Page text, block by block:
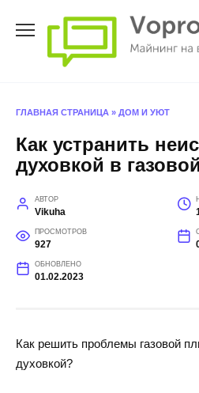
ГЛАВНАЯ СТРАНИЦА » ДОМ И УЮТ
Как устранить
духовкой в
АВТОР
Vikuha
ПРОСМОТРОВ
927
ОБНОВЛЕНО
01.02.2023
Как решить проблемы газовой
духовкой?